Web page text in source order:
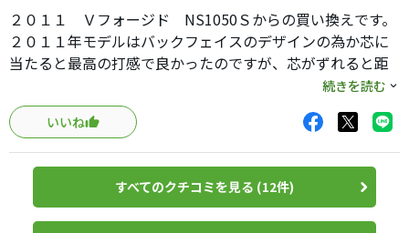
２０１１ Ｖフォージド NS1050Ｓからの買い換えです。
２０１１年モデルはバックフェイスのデザインの為か芯に
当たると最高の打感で良かったのですが、芯がずれると距
離も打感も悪くなるのが少し気になってました。また、
1050のシャフトだったのですがトップでのしなりが大きく
てややタイミングが取りにくかったのもありました。２０
１２年モデルはGDOの記事で前年より優しくなったとあり
藤田プロの賞金王モデルでもあるため１年弱で買い換えて
しまいました（笑）結果は大満足！５０歳手前でDG S200
のデビューですが重さで自然にスイングできます。また、
続きを読む
いいね
すべてのクチコミを見る (12件)